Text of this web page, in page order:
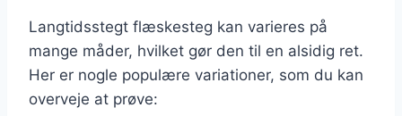
Langtidsstegt flæskesteg kan varieres på
mange måder, hvilket gør den til en alsidig ret.
Her er nogle populære variationer, som du kan
overveje at prøve: